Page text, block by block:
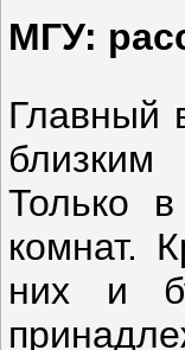
МГУ:
Главный
Только
комнат.
них и